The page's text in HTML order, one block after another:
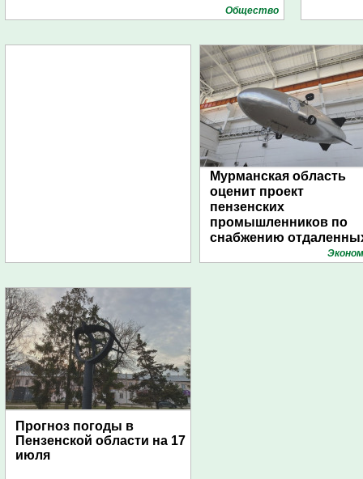
Общество
Мурманская область
оценит проект
пензенских
промышленников по
снабжению
поселений с помощью
Прогноз погоды в
Пензенской области на 17
июля